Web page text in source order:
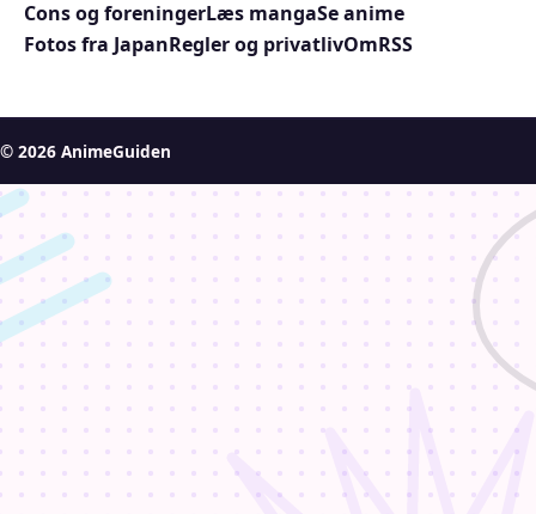
Cons og foreningerLæs mangaSe anime
Fotos fra JapanRegler og privatlivOmRSS
© 2026 AnimeGuiden